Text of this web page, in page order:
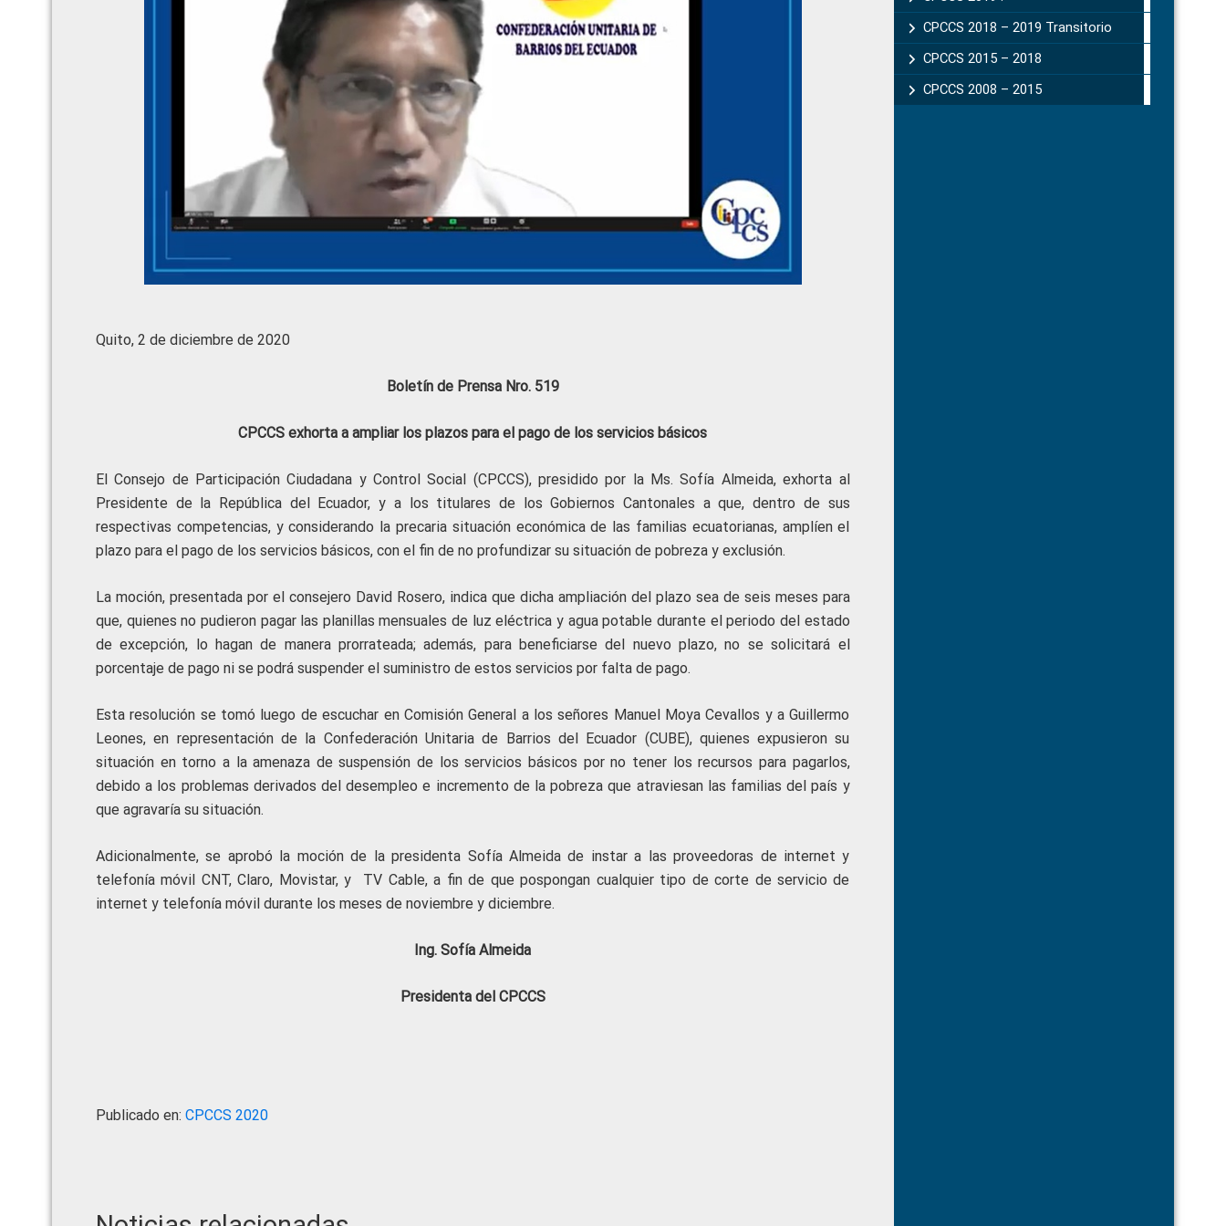
Quito, 2 de diciembre de 2020
Boletín de Prensa Nro. 519
CPCCS exhorta a ampliar los plazos para el pago de los servicios básicos
El Consejo de Participación Ciudadana y Control Social (CPCCS), presidido por la Ms. Sofía Almeida, exhorta al
Presidente de la República del Ecuador, y a los titulares de los Gobiernos Cantonales a que, dentro de sus
respectivas competencias, y considerando la precaria situación económica de las familias ecuatorianas, amplíen el
plazo para el pago de los servicios básicos, con el fin de no profundizar su situación de pobreza y exclusión.
La moción, presentada por el consejero David Rosero, indica que dicha ampliación del plazo sea de seis meses para
que, quienes no pudieron pagar las planillas mensuales de luz eléctrica y agua potable durante el periodo del estado
de excepción, lo hagan de manera prorrateada; además, para beneficiarse del nuevo plazo, no se solicitará el
porcentaje de pago ni se podrá suspender el suministro de estos servicios por falta de pago.
Esta resolución se tomó luego de escuchar en Comisión General a los señores Manuel Moya Cevallos y a Guillermo
Leones, en representación de la Confederación Unitaria de Barrios del Ecuador (CUBE), quienes expusieron su
situación en torno a la amenaza de suspensión de los servicios básicos por no tener los recursos para pagarlos,
debido a los problemas derivados del desempleo e incremento de la pobreza que atraviesan las familias del país y
que agravaría su situación.
Adicionalmente, se aprobó la moción de la presidenta Sofía Almeida de instar a las proveedoras de internet y
telefonía móvil CNT, Claro, Movistar, y TV Cable, a fin de que pospongan cualquier tipo de corte de servicio de
internet y telefonía móvil durante los meses de noviembre y diciembre.
Ing. Sofía Almeida
Presidenta del CPCCS
Publicado en: CPCCS 2020
CPCCS 2018 – 2019 Transitorio
CPCCS 2015 – 2018
CPCCS 2008 – 2015